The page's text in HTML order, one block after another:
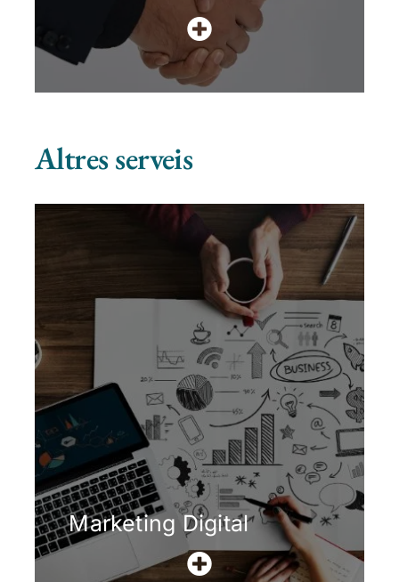
Altres serveis
Marketing Digital